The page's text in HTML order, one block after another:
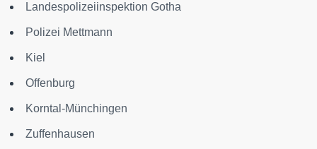
Landespolizeiinspektion Gotha
Polizei Mettmann
Kiel
Offenburg
Korntal-Münchingen
Zuffenhausen